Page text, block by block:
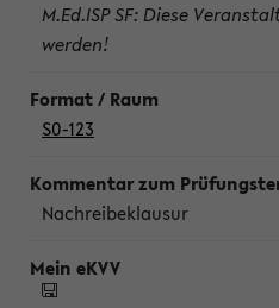
M.Ed.ISP SF: Diese
werden!
S0-123
Nachreibeklausur